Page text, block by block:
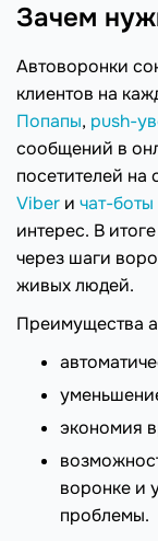
Зачем
Автоворонки
клиентов на
Попапы, push-
сообщений в
посетителей на
Viber и чат-боты
интерес. В
через шаги
живых людей.
Преимущества
экономия
воронке и
проблемы.